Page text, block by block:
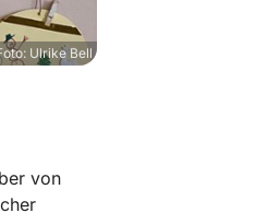
Ulrike Bell
von